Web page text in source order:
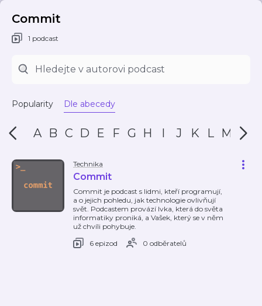
Commit
1 podcast
Popularity Dle abecedy
A B C D E F G H I J K L M N
Technika
Commit
Commit je podcast s lidmi, kteří programují,
a o jejich pohledu, jak technologie ovlivňují
svět. Podcastem provází Ivka, která do světa
informatiky proniká, a Vašek, který se v něm
už chvíli pohybuje.
6 epizod
0 odběratelů